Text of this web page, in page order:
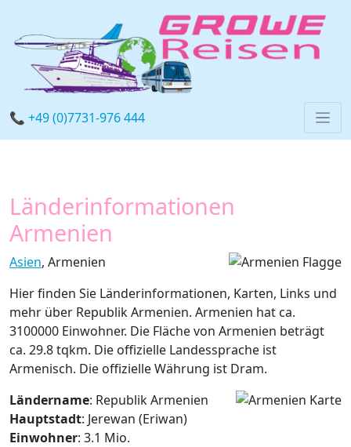
📞 +49 (0)7731-976 444
Länderinformationen
Armenien
Asien, Armenien
Hier finden Sie Länderinformationen, Karten, Links und
mehr über Republik Armenien. Armenien hat ca.
3100000 Einwohner. Die Fläche von Armenien beträgt
ca. 29.8 tqkm. Die offizielle Landessprache ist
Armenisch. Die offizielle Währung ist Dram.
Ländername: Republik Armenien
Hauptstadt: Jerewan (Eriwan)
Einwohner: 3.1 Mio.